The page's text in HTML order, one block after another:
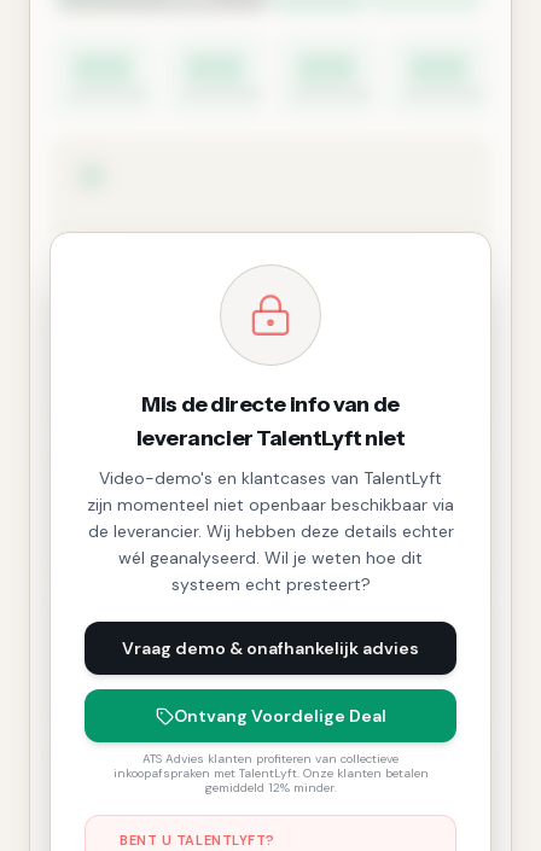
Mis de directe info van de
leverancier TalentLyft niet
Video-demo's en klantcases van TalentLyft
zijn momenteel niet openbaar beschikbaar via
de leverancier. Wij hebben deze details echter
wél geanalyseerd. Wil je weten hoe dit
systeem echt presteert?
Vraag demo & onafhankelijk advies
Ontvang Voordelige Deal
ATS Advies klanten profiteren van collectieve
inkoopafspraken met TalentLyft. Onze klanten betalen
gemiddeld 12% minder.
BENT U TALENTLYFT?